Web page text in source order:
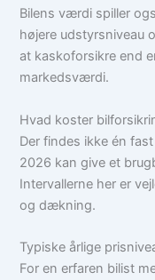
Bilens værdi spiller
højere udstyrsniveau
at kaskoforsikre end
markedsværdi.
Hvad koster
Der findes ikke én
2026 kan give et
Intervallerne her er
og dækning.
Typiske årlige
For en erfaren bilist